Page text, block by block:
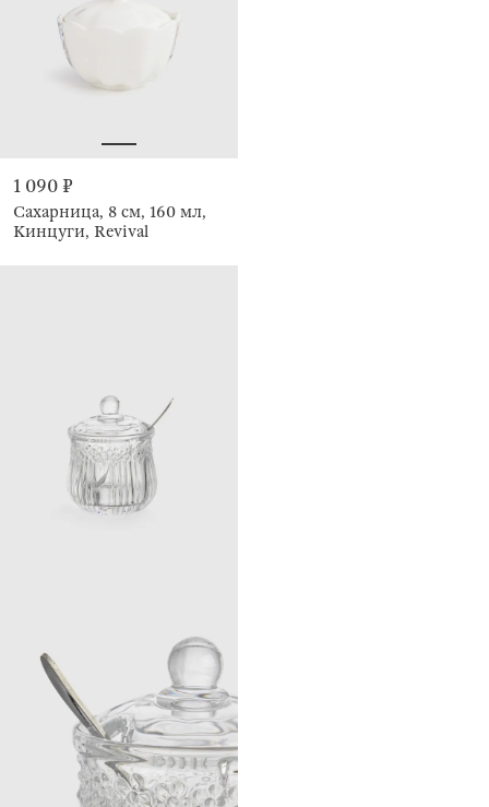
1 090 ₽
Сахарница, 8 см, 160 мл,
Кинцуги, Revival